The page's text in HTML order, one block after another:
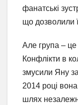
фанатські
що дозволили
Але група –
Конфлікти в
змусили Яну
2014 році
шлях